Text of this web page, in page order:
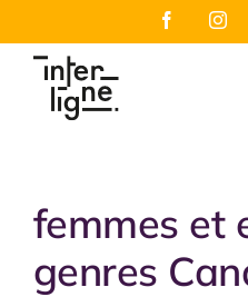
au
contenu
Facebook
femmes et
genres